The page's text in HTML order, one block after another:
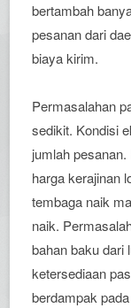
bertambah
pesanan dari
biaya kirim.
Permasalahan
sedikit. Kondisi
jumlah
harga kerajinan
tembaga naik
naik.
bahan baku dari
ketersediaan
berdampak